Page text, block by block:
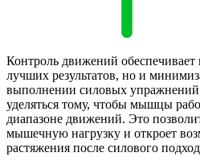
Контроль движений обеспечивает
лучших результатов, но и
выполнении силовых
уделяться тому, чтобы мышцы
диапазоне движений. Это
мышечную нагрузку и откроет
растяжения после силового